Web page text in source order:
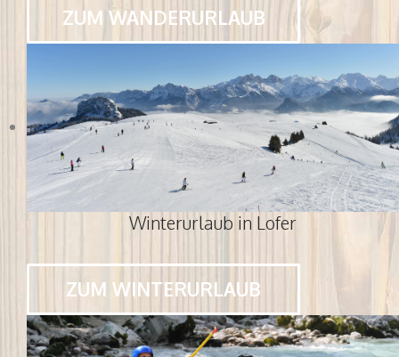
ZUM WANDERURLAUB
Winterurlaub in Lofer
ZUM WINTERURLAUB